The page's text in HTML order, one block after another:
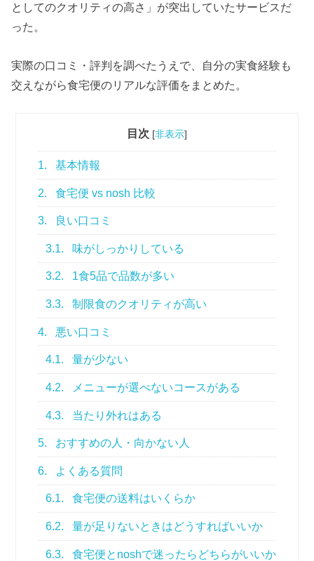
としてのクオリティの高さ」が突出していたサービスだ
った。
実際の口コミ・評判を調べたうえで、自分の実食経験も
交えながら食宅便のリアルな評価をまとめた。
目次 [非表示]
1. 基本情報
2. 食宅便 vs nosh 比較
3. 良い口コミ
3.1. 味がしっかりしている
3.2. 1食5品で品数が多い
3.3. 制限食のクオリティが高い
4. 悪い口コミ
4.1. 量が少ない
4.2. メニューが選べないコースがある
4.3. 当たり外れはある
5. おすすめの人・向かない人
6. よくある質問
6.1. 食宅便の送料はいくらか
6.2. 量が足りないときはどうすればいいか
6.3. 食宅便とnoshで迷ったらどちらがいいか